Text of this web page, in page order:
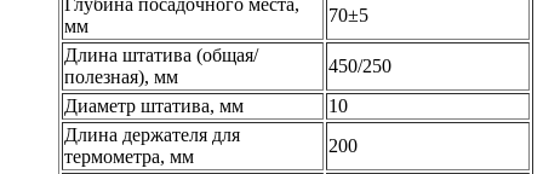
Глубина посадочного места,
мм
70±5
Длина штатива (общая/
полезная), мм
450/250
Диаметр штатива, мм
10
Длина держателя для
термометра, мм
200